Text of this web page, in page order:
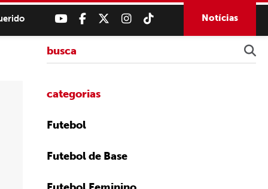
Notícias
categorias
Futebol
Futebol de Base